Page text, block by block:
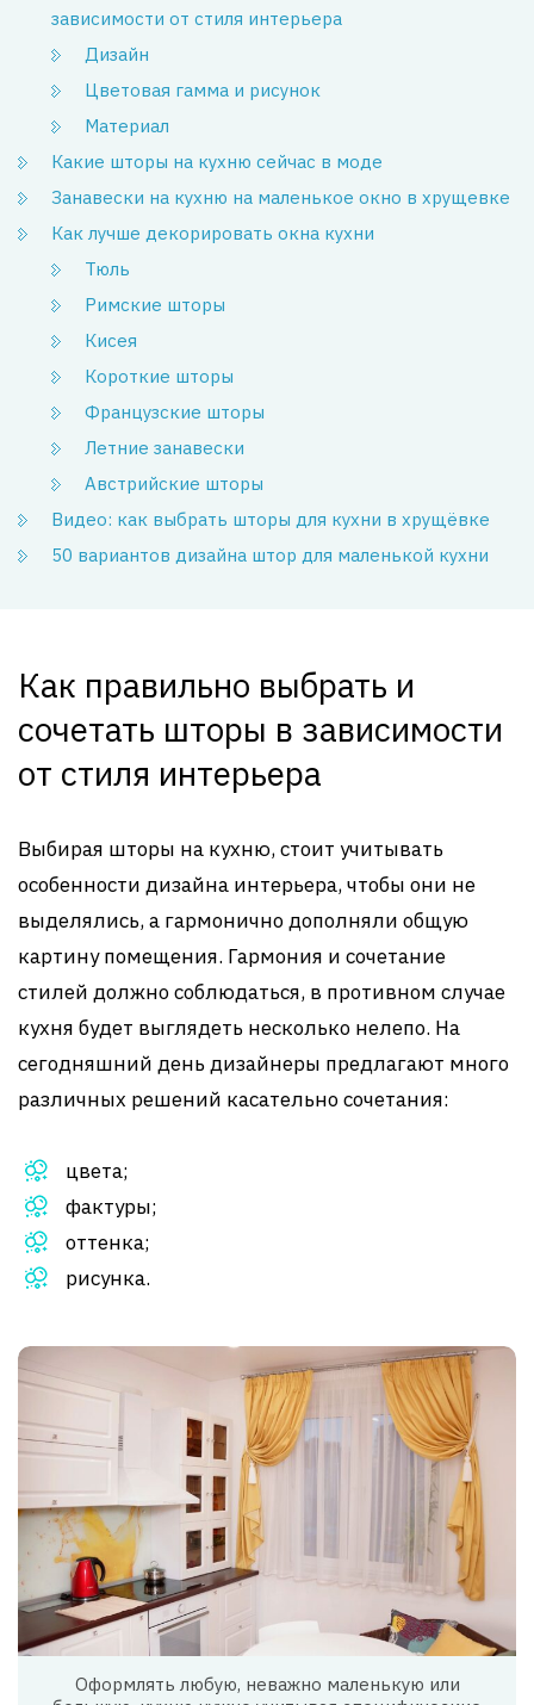
зависимости от стиля интерьера
Дизайн
Цветовая гамма и рисунок
Материал
Какие шторы на кухню сейчас в моде
Занавески на кухню на маленькое окно в хрущевке
Как лучше декорировать окна кухни
Тюль
Римские шторы
Кисея
Короткие шторы
Французские шторы
Летние занавески
Австрийские шторы
Видео: как выбрать шторы для кухни в хрущёвке
50 вариантов дизайна штор для маленькой кухни
Как правильно выбрать и
сочетать шторы в зависимости
от стиля интерьера
Выбирая шторы на кухню, стоит учитывать
особенности дизайна интерьера, чтобы они не
выделялись, а гармонично дополняли общую
картину помещения. Гармония и сочетание
стилей должно соблюдаться, в противном случае
кухня будет выглядеть несколько нелепо. На
сегодняшний день дизайнеры предлагают много
различных решений касательно сочетания:
цвета;
фактуры;
оттенка;
рисунка.
Оформлять любую, неважно маленькую или